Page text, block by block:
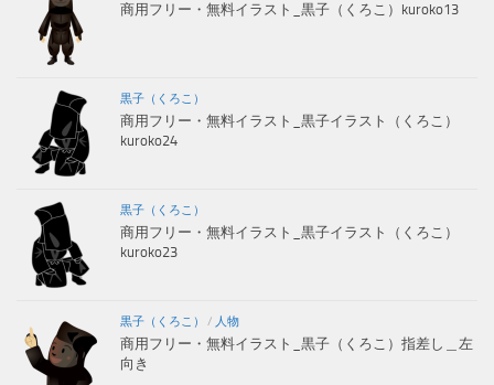
商用フリー・無料イラスト_黒子（くろこ）kuroko13
黒子（くろこ）
商用フリー・無料イラスト_黒子イラスト（くろこ）
kuroko24
黒子（くろこ）
商用フリー・無料イラスト_黒子イラスト（くろこ）
kuroko23
黒子（くろこ） / 人物
商用フリー・無料イラスト_黒子（くろこ）指差し＿左
向き